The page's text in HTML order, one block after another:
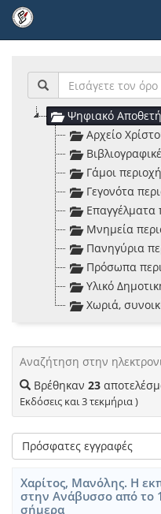
Παράκαμψη
προς
το
περιεχόμενο
Ψηφιακό
Αρχείο
Γάμοι
Γεγονότα
Επαγγέλματα
Μνημεία
Πανηγύρια
Πρόσωπα
Υλικό
Χωριά,
Αναζήτηση στην
Βρέθηκαν 23
Εκδόσεις και 3 τεκμήρια )
Βρέθηκαν
αποτελέσματα
(περιέχουν
Λίστα
μετα
αποτελέσματα
αναζήτησης:
Πρόσφατες εγγραφές
Χαρίτος, Μανόλης. Η
στην Ανάβυσσο από το
σήμερα